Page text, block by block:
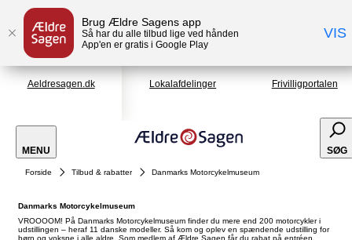
Brug Ældre Sagens app
Så har du alle tilbud lige ved hånden
App'en er gratis i Google Play
VIS
Aeldresagen.dk Lokalafdelinger Frivilligportalen
MENU SØG
Forside Tilbud & rabatter Danmarks Motorcykelmuseum
Danmarks Motorcykelmuseum
VROOOOM! På Danmarks Motorcykelmuseum finder du mere end 200 motorcykler i
udstillingen – heraf 11 danske modeller. Så kom og oplev en spændende udstilling for
børn og voksne i alle aldre. Som medlem af Ældre Sagen får du rabat på entréen.